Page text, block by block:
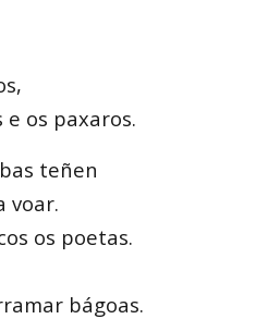
e os paxaros.
teñen
voar.
os poetas.
bágoas.